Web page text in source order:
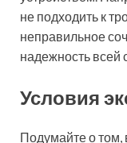
не подходить к
неправильное
надежность всей
Условия
Подумайте о том,